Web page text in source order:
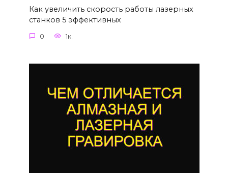
Как увеличить скорость работы лазерных
станков 5 эффективных
0 1к.